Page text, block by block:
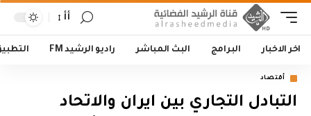
أأ
اخر الاخبار البرامج البث المباشر راديو الرشيد FM
أقتصاد
التبادل التجاري بين ايران والاتحاد